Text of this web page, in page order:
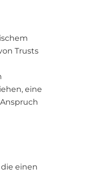
Trusts
eine
einen